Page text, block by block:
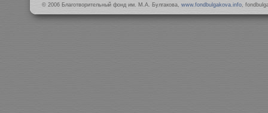
© 2006 Благотворительный фонд им. М.А. Булгакова, www.fondbulgakova.info,